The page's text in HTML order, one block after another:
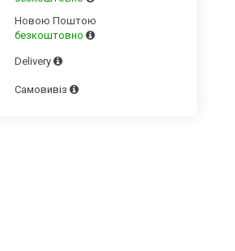
Новою Поштою
безкоштовно
Delivery
Cамовивіз